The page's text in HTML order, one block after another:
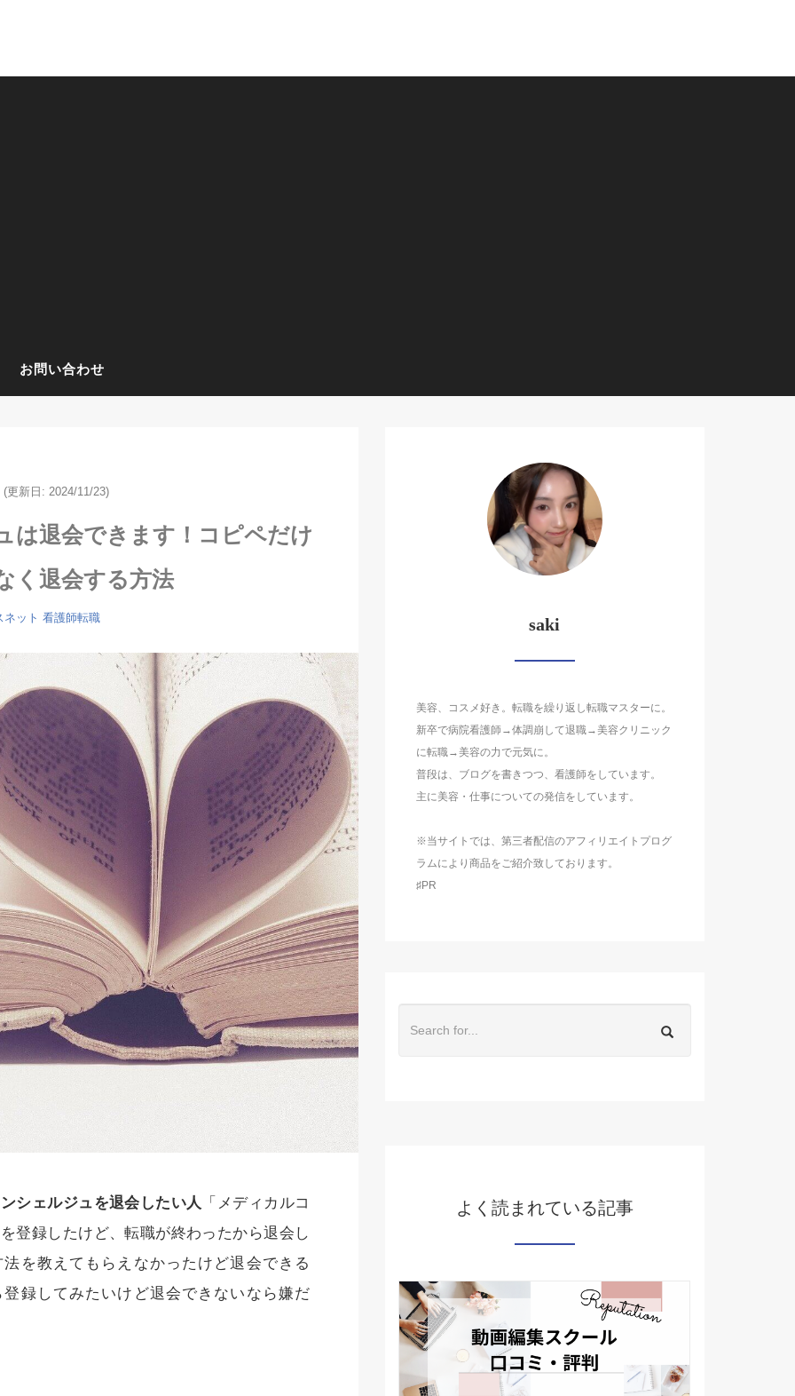
お問い合わせ
(更新日: 2024/11/23)
は退会できます！コピペだけ
く退会する方法
ネット 看護師転職
シェルジュを退会したい人 「メディカルコ
登録したけど、転職が終わったから退会し
を教えてもらえなかったけど退会できる
録してみたいけど退会できないなら嫌だ
saki
美容、コスメ好き。転職を繰り返し転職マスターに。
新卒で病院看護師→体調崩して退職→美容クリニック
に転職→美容の力で元気に。
普段は、ブログを書きつつ、看護師をしています。
主に美容・仕事についての発信をしています。
※当サイトでは、第三者配信のアフィリエイトプログ
ラムにより商品をご紹介致しております。
♯PR
よく読まれている記事